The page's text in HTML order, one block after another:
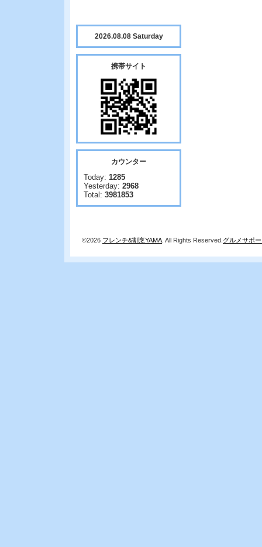
2026.08.08 Saturday
携帯サイト
カウンター
Today: 1285
Yesterday: 2968
Total: 3981853
©2026 フレンチ&割烹YAMA . All Rights Reserved. グルメサポ